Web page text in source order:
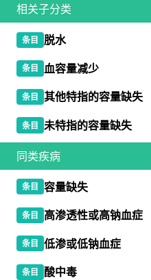
相关子分类
条目 脱水
条目 血容量减少
条目 其他特指的容量缺失
条目 未特指的容量缺失
同类疾病
条目 容量缺失
条目 高渗透性或高钠血症
条目 低渗或低钠血症
条目 酸中毒